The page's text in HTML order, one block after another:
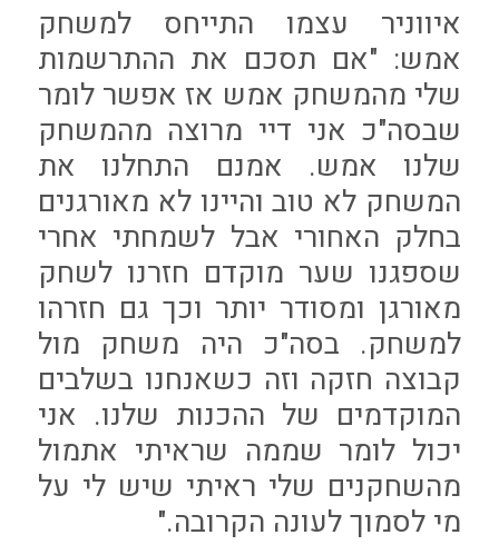
איווניר עצמו התייחס למשחק
אמש: "אם תסכם את ההתרשמות
שלי מהמשחק אמש אז אפשר לומר
שבסה"כ אני דיי מרוצה מהמשחק
שלנו אמש. אמנם התחלנו את
המשחק לא טוב והיינו לא מאורגנים
בחלק האחורי אבל לשמחתי אחרי
שספגנו שער מוקדם חזרנו לשחק
מאורגן ומסודר יותר וכך גם חזרהו
למשחק. בסה"כ היה משחק מול
קבוצה חזקה וזה כשאנחנו בשלבים
המוקדמים של ההכנות שלנו. אני
יכול לומר שממה שראיתי אתמול
מהשחקנים שלי ראיתי שיש לי על
מי לסמוך לעונה הקרובה."